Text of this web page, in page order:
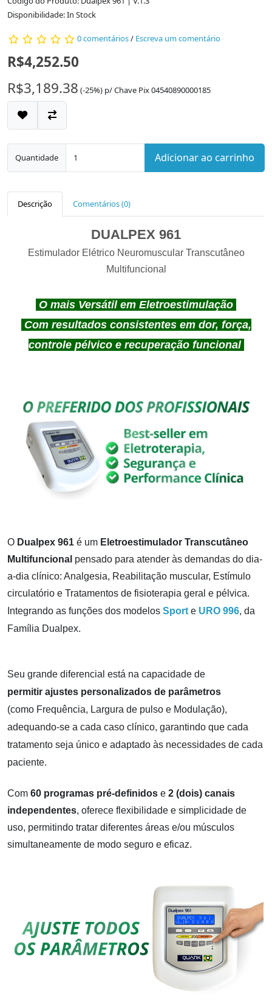
Disponibilidade: In Stock
0 comentários/ Escreva um comentário
R$4,252.50
R$3,189.38 (-25%) p/Chave Pix 04540890000185
Quantidade Adicionar ao carrinho
Descrição Comentários (0)
DUALPEX 961
Estimulador Elétrico Neuromuscular Transcutâneo
Multifuncional
O mais Versátil em Eletroestimulação
Com resultados consistentes em dor, força,
controle pélvico e recuperação funcional
O Dualpex 961 é um Eletroestimulador Transcutâneo
Multifuncional pensado para atender às demandas do dia-
a-dia clínico: Analgesia, Reabilitação muscular, Estímulo
circulatório e Tratamentos de fisioterapia geral e pélvica.
ntegrando as funções dos modelos Sport e URO 996, da
Família Dualpex.
Seu grande diferencial está na capacidade de
permitir ajustes personalizados de parâmetros
(como Frequência, Largura de pulso e Modulação),
adequando-se a cada caso clínico, garantindo que cada
tratamento seja único e adaptado às necessidades de cada
paciente.
Com 60 programas pré-definidos e 2 (dois) canais
independentes, oferece flexibilidade e simplicidade de
uso, permitindo tratar diferentes áreas e/ou músculos
simultaneamente de modo seguro e eficaz.